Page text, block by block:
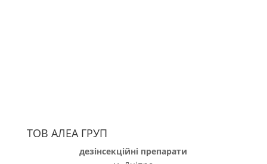
ТОВ АЛЕА ГРУП
дезінсекційні препарати